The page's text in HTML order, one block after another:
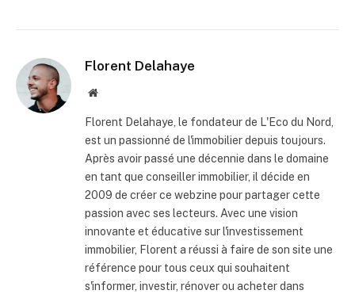
Florent Delahaye
Site
Florent Delahaye, le fondateur de L'Eco du Nord,
est un passionné de l'immobilier depuis toujours.
Après avoir passé une décennie dans le domaine
en tant que conseiller immobilier, il décide en
2009 de créer ce webzine pour partager cette
passion avec ses lecteurs. Avec une vision
innovante et éducative sur l'investissement
immobilier, Florent a réussi à faire de son site une
référence pour tous ceux qui souhaitent
s'informer, investir, rénover ou acheter dans